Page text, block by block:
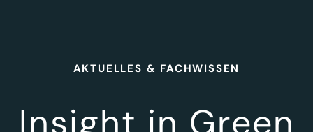
AKTUELLES & FACHWISSEN